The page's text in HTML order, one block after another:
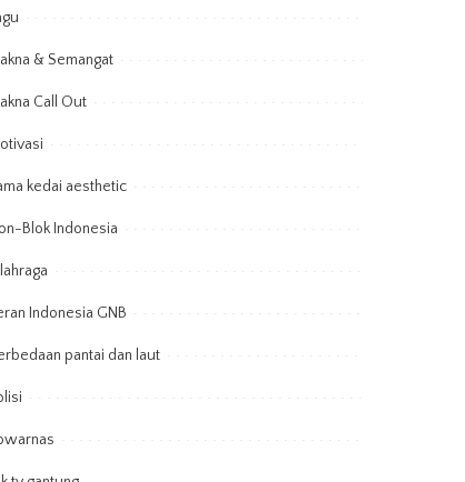
& Semangat
Call Out
kedai aesthetic
Blok Indonesia
Indonesia GNB
pantai dan laut